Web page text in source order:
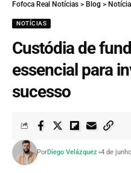
Fofoca Real Notícias > Blog >
NOTÍCIAS
Custódia de
essencial para
sucesso
PorDiego Velázquez 4 de